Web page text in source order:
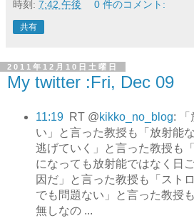
時刻: 7:42 午後 0 件のコメント:
共有
2011年12月10日土曜日
My twitter :Fri, Dec 09
11:19 RT @kikko_no_blog: 「
い」と言った教授も「放射能
逃げていく」と言った教授も
になっても放射能ではなく日
因だ」と言った教授も「スト
でも問題ない」と言った教授
無しなの ...